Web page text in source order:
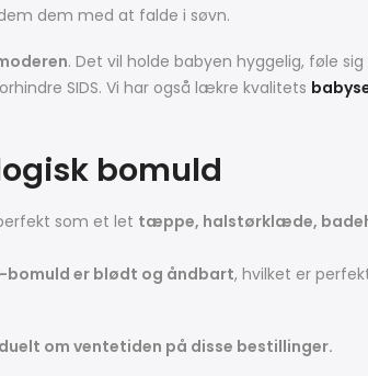
dem med at falde i søvn.
. Det vil holde babyen hyggelig, føle
SIDS. Vi har også lækre kvalitets
bomuld
som et let tæppe, halstørklæde,
er blødt og åndbart, hvilket er
om ventetiden på disse bestillinger.